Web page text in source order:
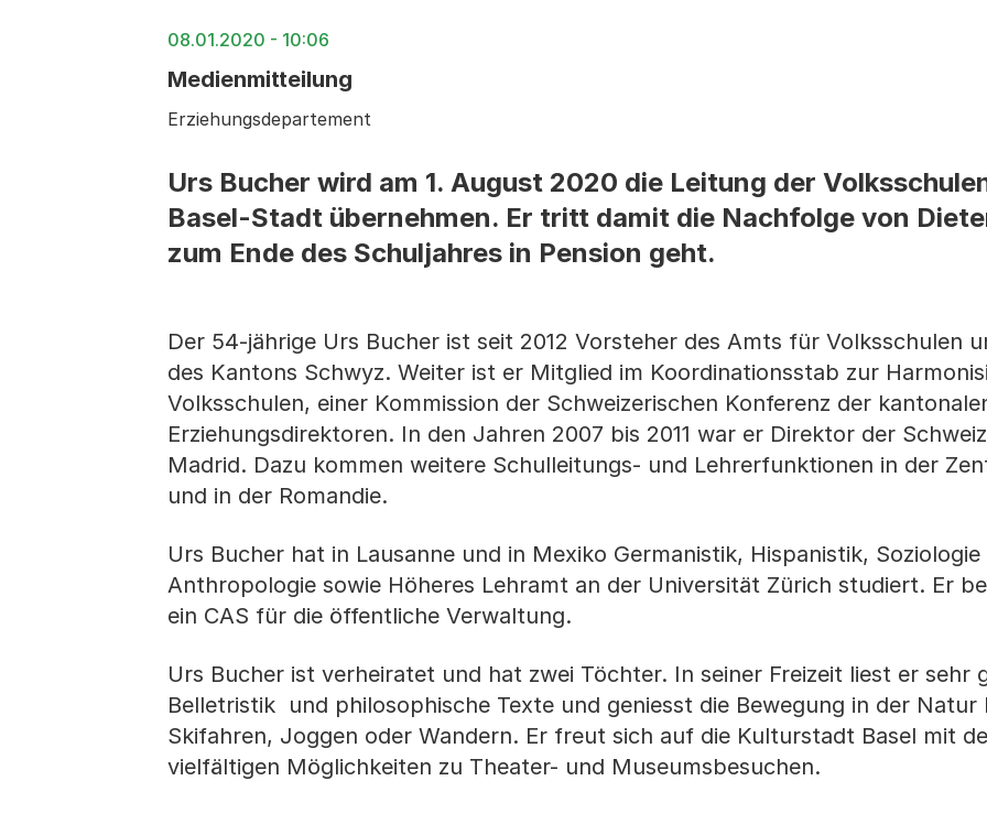
08.01.2020 - 10:06
Medienmitteilung
Erziehungsdepartement
Urs Bucher wird am 1. August 2020 die Leitung der
Basel-Stadt übernehmen. Er tritt damit die Nachfolge von
zum Ende des Schuljahres in Pension geht.
Der 54-jährige Urs Bucher ist seit 2012 Vorsteher des Amts für Volksschulen
des Kantons Schwyz. Weiter ist er Mitglied im Koordinationsstab zur
Volksschulen, einer Kommission der Schweizerischen Konferenz der
Erziehungsdirektoren. In den Jahren 2007 bis 2011 war er Direktor der
Madrid. Dazu kommen weitere Schulleitungs- und Lehrerfunktionen in der
und in der Romandie.
Urs Bucher hat in Lausanne und in Mexiko Germanistik, Hispanistik, Soziologie
Anthropologie sowie Höheres Lehramt an der Universität Zürich studiert. Er
ein CAS für die öffentliche Verwaltung.
Urs Bucher ist verheiratet und hat zwei Töchter. In seiner Freizeit liest er sehr
Belletristik und philosophische Texte und geniesst die Bewegung in der Natur
Skifahren, Joggen oder Wandern. Er freut sich auf die Kulturstadt Basel mit
vielfältigen Möglichkeiten zu Theater- und Museumsbesuchen.